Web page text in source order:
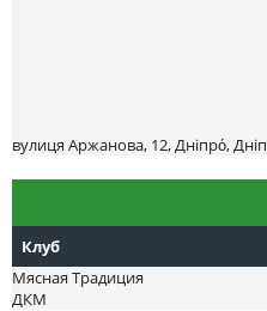
вулиця Аржанова, 12, Дніпро́,
Клуб
Мясная Традиция
ДКМ